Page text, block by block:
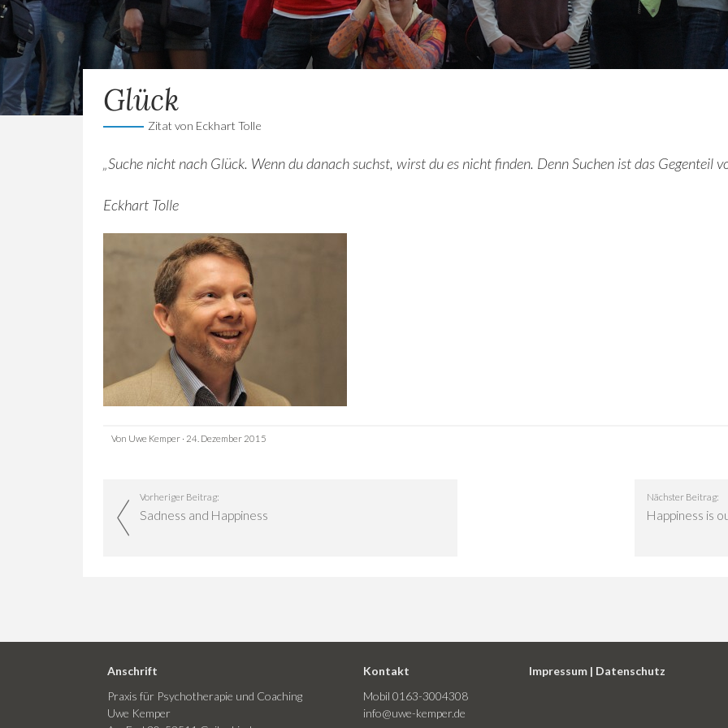
Glück
Zitat von Eckhart Tolle
„Suche nicht nach Glück. Wenn du danach suchst, wirst du es nicht finden. Denn Suchen ist das Gegenteil
Eckhart Tolle
Von Uwe Kemper · 24. Dezember 2015
Vorheriger Beitrag:
Sadness and Happiness
Nächster Beitrag:
Happiness is
Anschrift
Praxis für Psychotherapie und Coaching
Uwe Kemper
Kontakt
Mobil 0163-3004308
info@uwe-kemper.de
Impressum | Datenschutz